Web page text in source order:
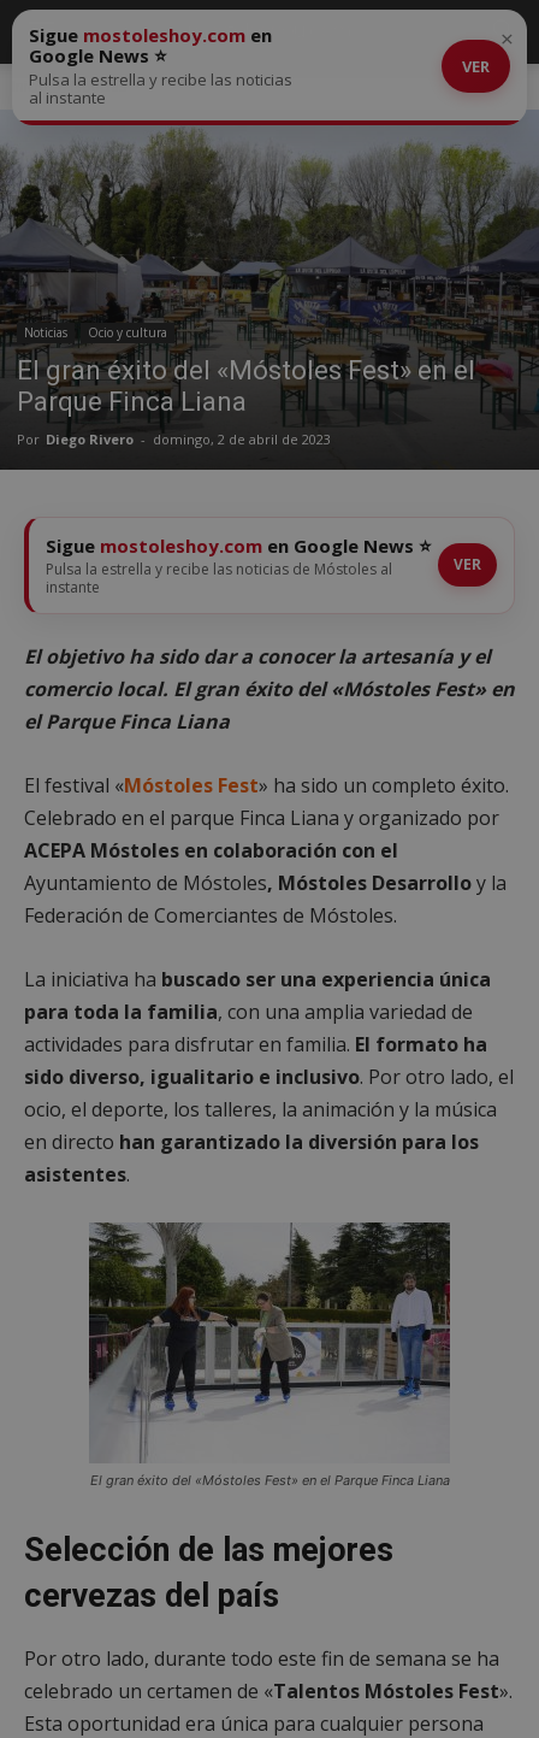
Inicio Noticias
Noticias Ocio y cultura
El gran éxito del «Móstoles Fest» en el
Parque Finca Liana
Por Diego Rivero - domingo, 2 de abril de 2023
Sigue mostoleshoy.com en
Google News ⭐
Pulsa la estrella y recibe las noticias
al instante
VER
×
Sigue mostoleshoy.com en Google News ⭐
Pulsa la estrella y recibe las noticias de Móstoles al
instante
VER
El objetivo ha sido dar a conocer la artesanía y el
comercio local. El gran éxito del «Móstoles Fest» en
el Parque Finca Liana
El festival «Móstoles Fest» ha sido un completo éxito.
Celebrado en el parque Finca Liana y organizado por
ACEPA Móstoles en colaboración con el
Ayuntamiento de Móstoles, Móstoles Desarrolloy la
Federación de Comerciantes de Móstoles.
La iniciativa ha buscado ser una experiencia única
para toda la familia, con una amplia variedad de
actividades para disfrutar en familia. El formato ha
sido diverso, igualitario e inclusivo. Por otro lado, el
ocio, el deporte, los talleres, la animación y la música
en directo han garantizado la diversión para los
asistentes.
El gran éxito del «Móstoles Fest» en el Parque Finca Liana
Selección de las mejores
cervezas del país
Por otro lado, durante todo este fin de semana se ha
celebrado un certamen de «Talentos Móstoles Fest».
Esta oportunidad era única para cualquier persona